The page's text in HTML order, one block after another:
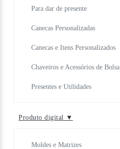
Para dar de presente
Canecas Personalizadas
Canecas e Itens Personalizados
Chaveiros e Acessórios de Bolsa
Presentes e Utilidades
Produto digital ▼
Moldes e Matrizes